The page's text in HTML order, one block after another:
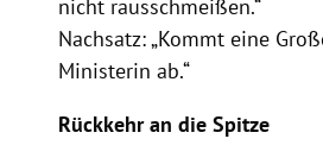
nicht rausschmeißen.“
Nachsatz: „Kommt eine
Ministerin ab.“
Rückkehr an die Spitze